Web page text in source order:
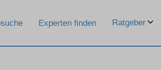
Experten finden Ratgeber